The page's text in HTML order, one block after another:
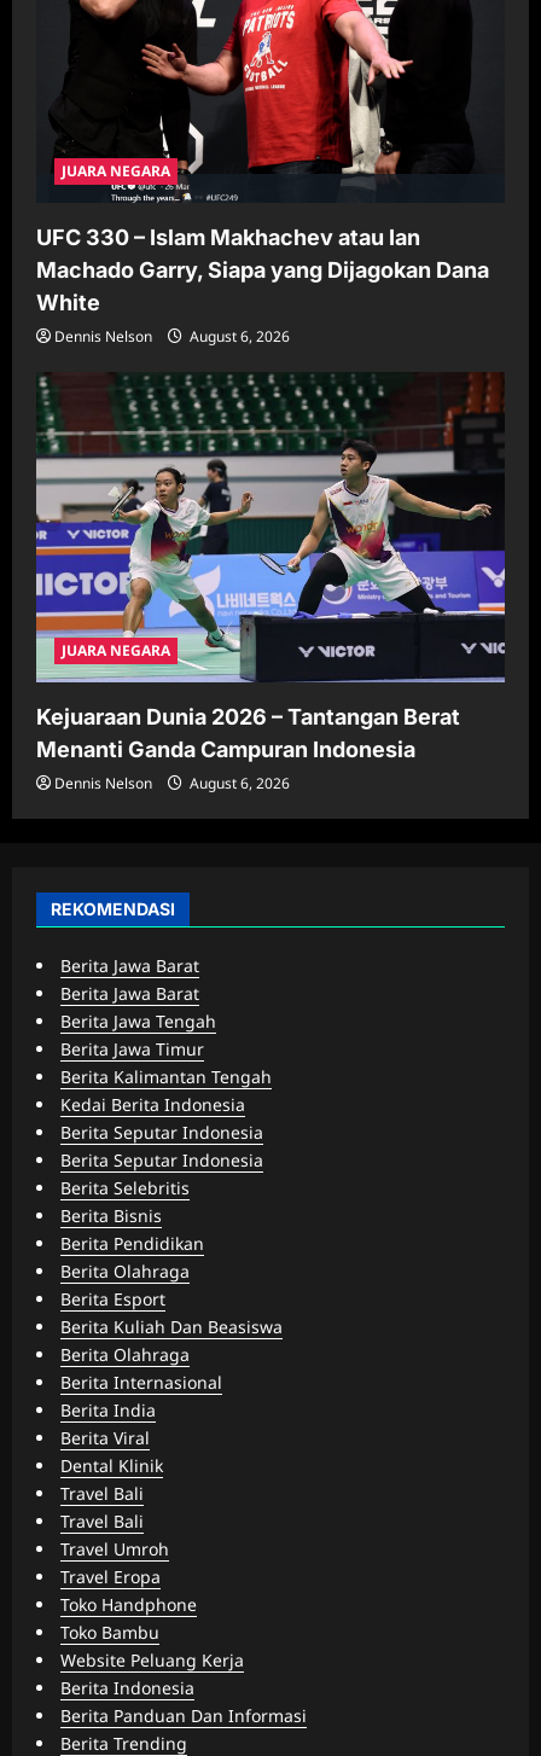
JUARA NEGARA
UFC 330 – Islam Makhachev atau Ian
Machado Garry, Siapa yang Dijagokan Dana
White
Dennis Nelson August 6, 2026
JUARA NEGARA
Kejuaraan Dunia 2026 – Tantangan Berat
Menanti Ganda Campuran Indonesia
Dennis Nelson August 6, 2026
REKOMENDASI
Berita Jawa Barat
Berita Jawa Barat
Berita Jawa Tengah
Berita Jawa Timur
Berita Kalimantan Tengah
Kedai Berita Indonesia
Berita Seputar Indonesia
Berita Seputar Indonesia
Berita Selebritis
Berita Bisnis
Berita Pendidikan
Berita Olahraga
Berita Esport
Berita Kuliah Dan Beasiswa
Berita Olahraga
Berita Internasional
Berita India
Berita Viral
Dental Klinik
Travel Bali
Travel Bali
Travel Umroh
Travel Eropa
Toko Handphone
Toko Bambu
Website Peluang Kerja
Berita Indonesia
Berita Panduan Dan Informasi
Berita Trending